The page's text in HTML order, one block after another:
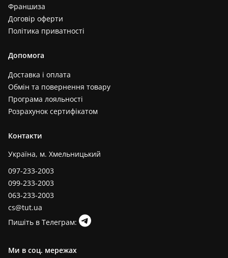
Франшиза
Договір оферти
Політика приватності
Допомога
Доставка і оплата
Обмін та повернення товару
Програма лояльності
Розрахунок сертифікатом
Контакти
Україна, м. Хмельницький
097-233-2003
099-233-2003
063-233-2003
cs@tut.ua
Пишіть в Телеграм:
Ми в соц. мережах